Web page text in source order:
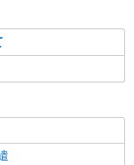
を見る
支援員＊軽作業の
払い有/週払い有/交